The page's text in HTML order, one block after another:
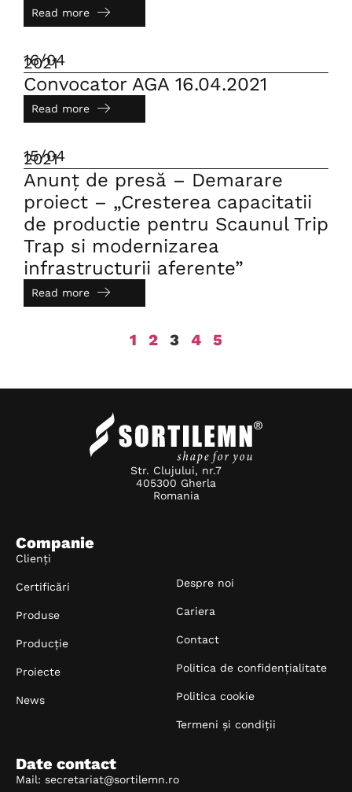
Read more
16/04
2021
Convocator AGA 16.04.2021
Read more
15/04
2021
Anunț de presă – Demarare
proiect – „Cresterea capacitatii
de productie pentru Scaunul Trip
Trap si modernizarea
infrastructurii aferente”
Read more
1 2 3 4 5
Str. Clujului, nr.7
405300 Gherla
Romania
Companie
Clienți
Certificări
Produse
Producție
Proiecte
News
Despre noi
Cariera
Contact
Politica de confidențialitate
Politica cookie
Termeni și condiții
Date contact
Mail: secretariat@sortilemn.ro